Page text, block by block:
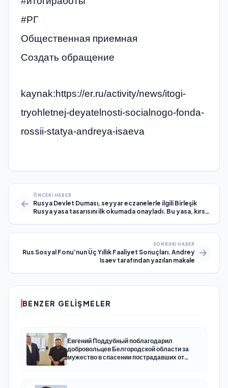
#РГ
Общественная приемная
Создать обращение
kaynak:https://er.ru/activity/news/itogi-
tryohletnej-deyatelnosti-socialnogo-fonda-
rossii-statya-andreya-isaeva
ÖNCEKI HABER
Rusya Devlet Duması, seyyar eczanelerle ilgili Birleşik
Rusya yasa tasarısını ilk okumada onayladı. Bu yasa, kırsal
SONRAKI HABER
Rus Sosyal Fonu’nun Üç Yıllık Faaliyet Sonuçları. Andrey
Isaev tarafından yazılan makale
BENZER GELIŞMELER
Евгений Поддубный поблагодарил
добровольцев Белгородской области за
мужество в спасении пострадавших от